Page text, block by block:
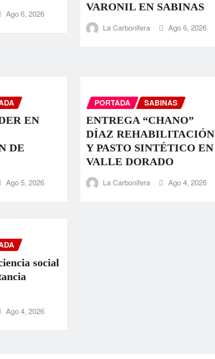
Ago 6, 2026
VARONIL EN SABINAS
La Carbonifera Ago 6, 2026
EN
DE
Ago 5, 2026
PORTADA SABINAS
ENTREGA “CHANO”
DÍAZ REHABILITACIÓN
Y PASTO SINTÉTICO EN
VALLE DORADO
La Carbonifera Ago 4, 2026
social
Ago 4, 2026